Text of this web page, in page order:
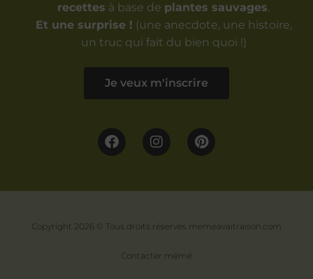
recettes à base de plantes sauvages.
Et une surprise ! (une anecdote, une histoire,
un truc qui fait du bien quoi !)
Je veux m'inscrire
Copyright 2026 © Tous droits réservés memeavaitraison.com
Contacter mémé